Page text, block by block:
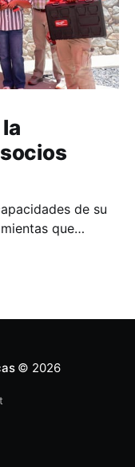
de su
que
capacitación
© 2026